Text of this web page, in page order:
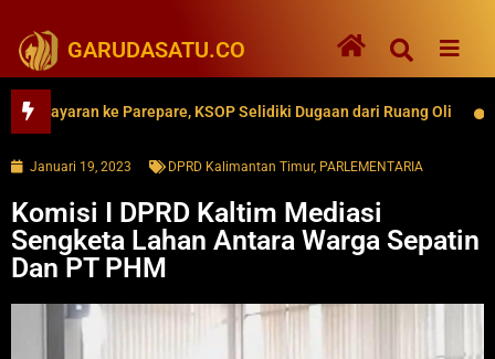
GARUDASATU.CO
ke Parepare, KSOP Selidiki Dugaan dari Ruang Oli 62
Januari 19, 2023 DPRD Kalimantan Timur, PARLEMENTARIA
Komisi I DPRD Kaltim Mediasi
Sengketa Lahan Antara Warga Sepatin
Dan PT PHM